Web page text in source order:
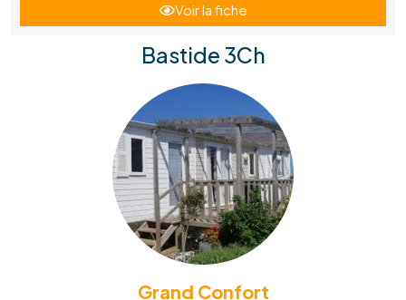
Voir la fiche
Bastide 3Ch
Grand Confort